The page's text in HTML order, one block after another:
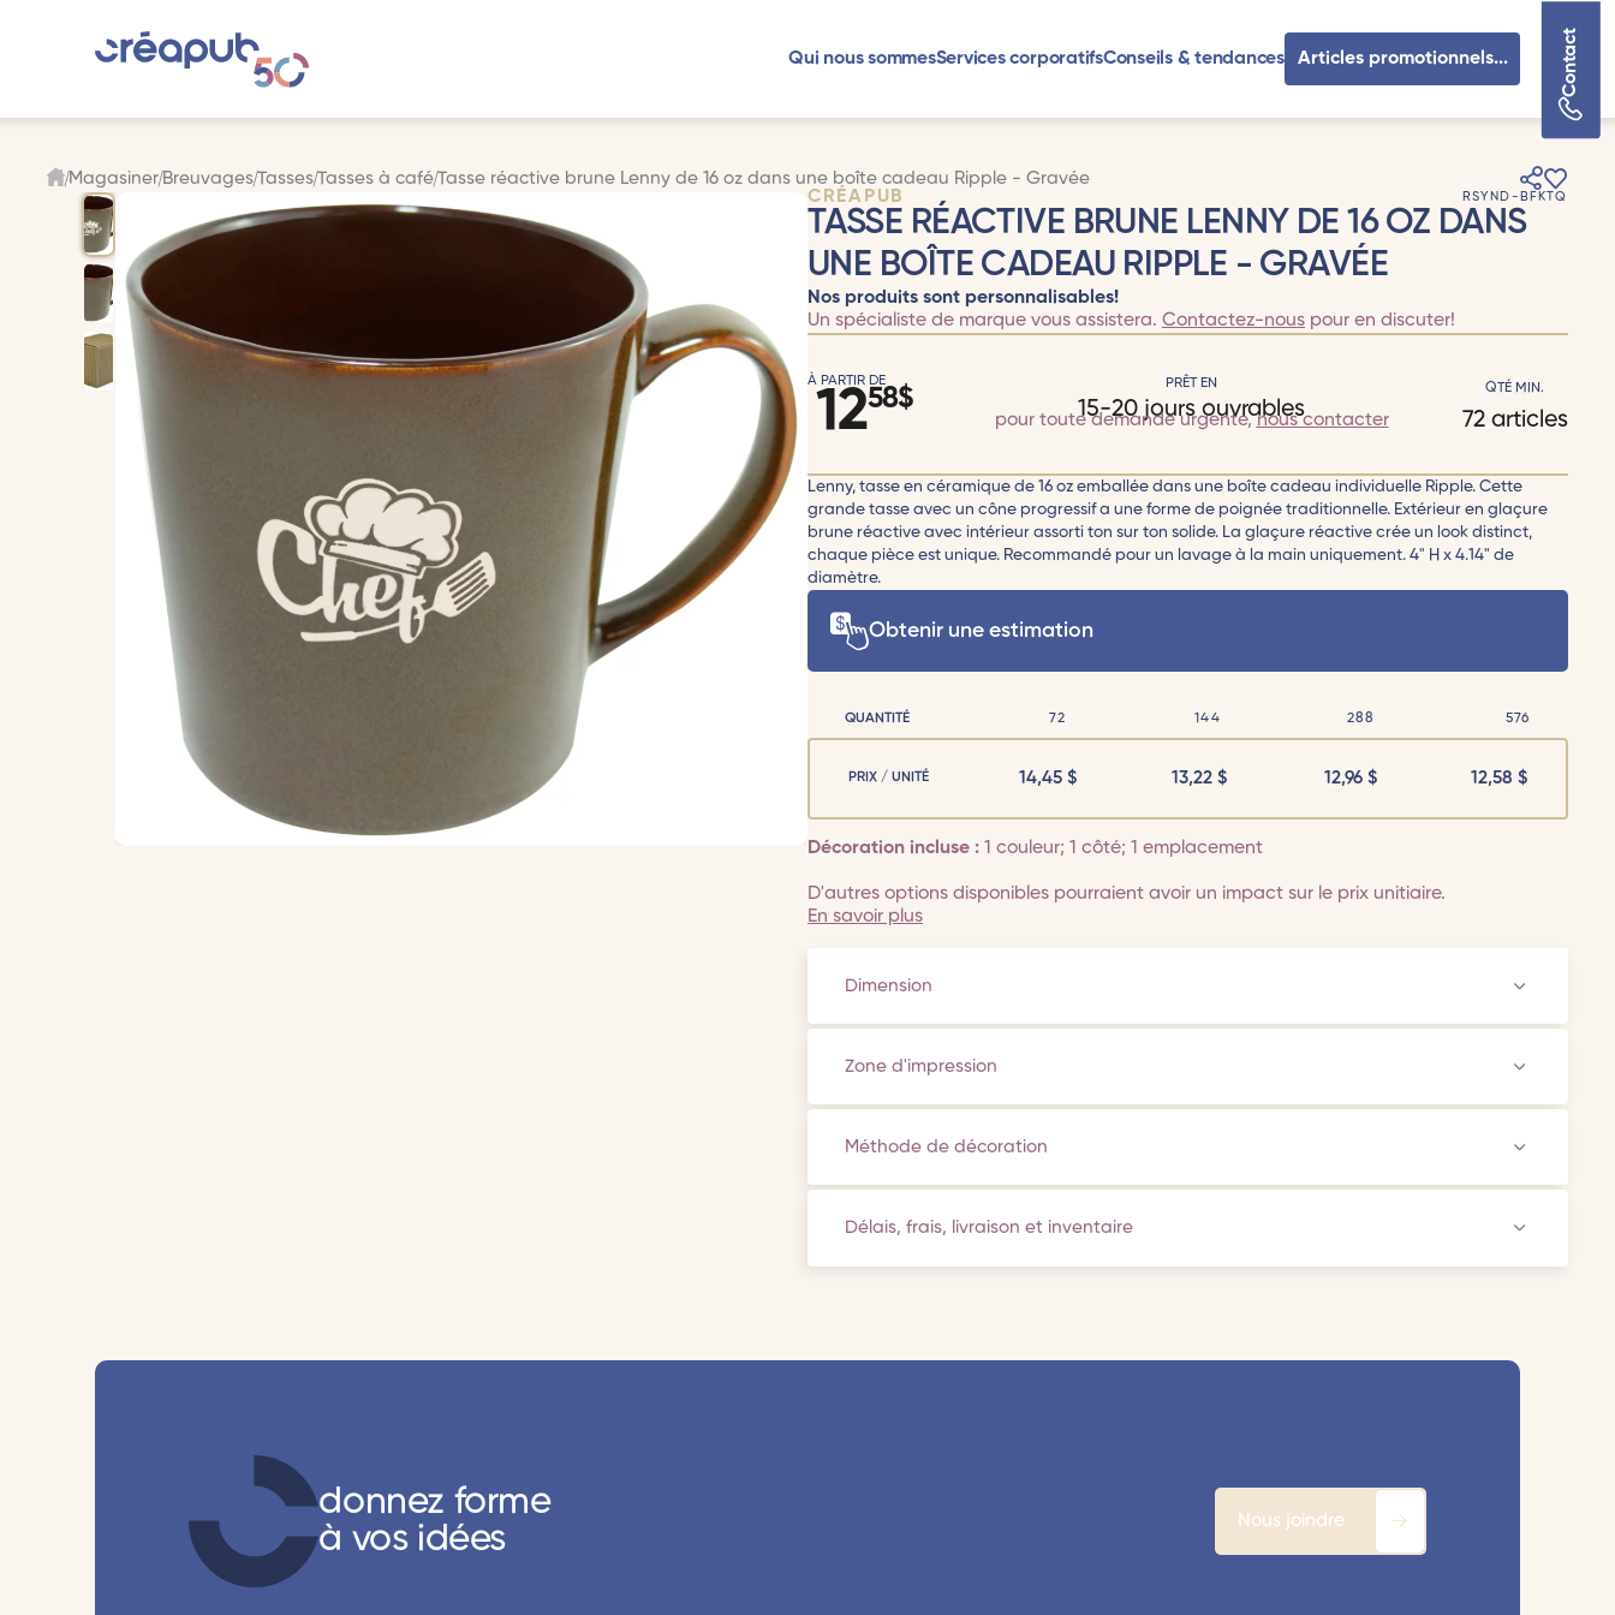
Qui nous sommesServices corporatifsConseils & tendances Contact
Articles promotionnels...
Magasiner Breuvages Tasses Tasses à café Tasse réactive brune Lenny de 16 oz dans une boîte cadeau Ripple - Gravée
CRÉAPUB RSYND-BFKTQ
TASSE RÉACTIVE BRUNE LENNY DE 16 OZ DANS
UNE BOÎTE CADEAU RIPPLE - GRAVÉE
Nos produits sont personnalisables!
Un spécialiste de marque vous assistera. Contactez-nous pour en discuter!
À PARTIR DE
1258$
PRÊT EN
15-20 jours ouvrables
pour toute demande urgente,nous contacter
QTÉ MIN.
72 articles
Lenny, tasse en céramique de 16 oz emballée dans une boîte cadeau individuelle Ripple. Cette
grande tasse avec un cône progressif a une forme de poignée traditionnelle. Extérieur en glaçure
brune réactive avec intérieur assorti ton sur ton solide. La glaçure réactive crée un look distinct,
chaque pièce est unique. Recommandé pour un lavage à la main uniquement. 4" H x 4.14" de
diamètre.
Obtenir une estimation
QUANTITÉ 72 144 288 576
PRIX / UNITÉ 14,45 $ 13,22 $ 12,96 $ 12,58 $
Décoration incluse : 1 couleur; 1 côté; 1 emplacement
D'autres options disponibles pourraient avoir un impact sur le prix unitiaire.
En savoir plus
Dimension
Zone d'impression
Méthode de décoration
Délais, frais, livraison et inventaire
donnez forme
à vos idées
Nous joindre